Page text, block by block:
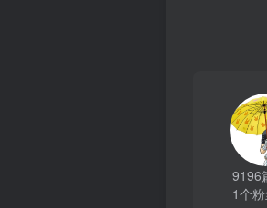
9196
1个